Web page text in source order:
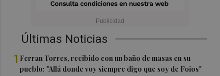
Últimas Noticias
1 Ferran Torres, recibido con un baño de masas en su
pueblo: "Allá donde voy siempre digo que soy de Foios"